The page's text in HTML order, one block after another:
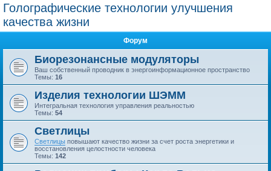
Голографические технологии улучшения
качества жизни
Форум
Биорезонансные модуляторы
Ваш собственный проводник в энергоинформационное пространство
Темы: 16
Изделия технологии ШЭММ
Интегральная технология управления реальностью
Темы: 54
Светлицы
Светлицы повышают качество жизни за счет роста энергетики и
восстановления целостности человека
Темы: 142